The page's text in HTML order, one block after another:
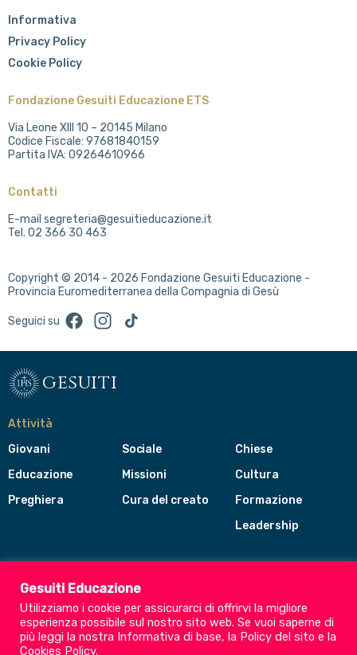
Informativa
Privacy Policy
Cookie Policy
Fondazione Gesuiti Educazione ETS
Via Leone XIII 10 – 20145 Milano
Codice Fiscale: 97681840159
Partita IVA: 09264610966
Contatti
E-mail segreteria@gesuitieducazione.it
Tel. 02 366 30 463
Copyright © 2014 - 2026 Fondazione Gesuiti Educazione -
Provincia Euromediterranea della Compagnia di Gesù
Seguici su FacebookInstagram
TikTok
gesuiti
Attività
Giovani
Educazione
Preghiera
Sociale
Missioni
Cura del creato
Chiese
Cultura
Formazione
Leadership
Menù
navigazione
del
footer
Compagnia di Gesù
CEP - Conferenza delle Province Europee
Gesuiti Educazione
Utilizziamo i cookie per assicurarci di offrirvi la migliore
esperienza possibile sul nostro sito web. Se vuoi saperne di
più leggi la nostra Informativa di base, la Policy del sito e la
Cookies Policy.